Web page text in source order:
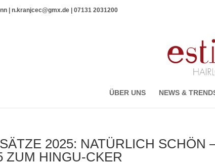
| n.kranjcec@gmx.de | 07131 2031200
ÜBER UNS NEWS &
2025: NATÜRLICH SCHÖN
ZUM HINGU-CKER